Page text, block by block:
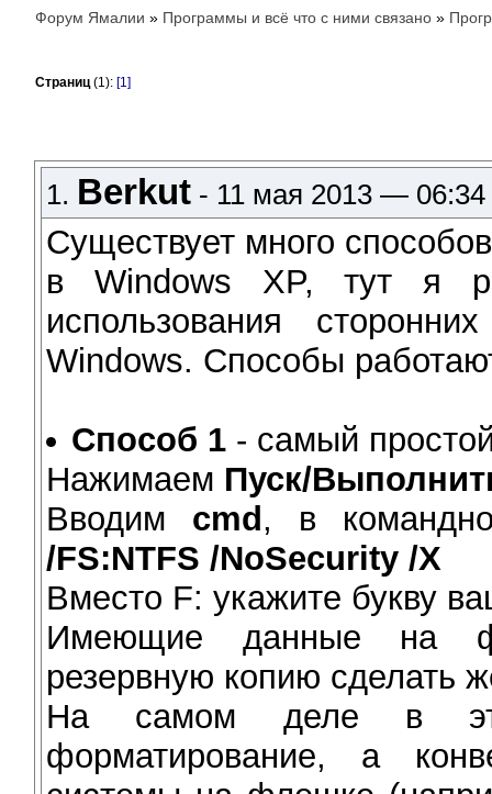
Форум Ямалии » Программы и всё что с ними связано »
Страниц(1): [1]
1. Berkut - 11 мая 2013 —
Существует много
в Windows XP, тут я
использования
Windows. Способы
Способ 1- самый
Нажимаем Пуск/
Вводим cmd, в
/FS:NTFS /NoSecurity /X
Вместо F: укажите букву
Имеющие данные на
резервную копию сделать
На самом деле в
форматирование, а